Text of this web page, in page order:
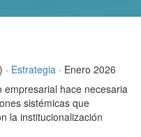
· Estrategia · Enero 2026
empresarial hace necesaria
sistémicas que
la institucionalización